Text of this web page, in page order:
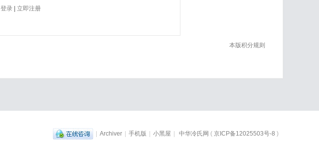
登录| 立即注册
本版积分规则
| Archiver | 手机版 | 小黑屋 | 中华冷氏网 ( 京ICP备12025503号-8 )